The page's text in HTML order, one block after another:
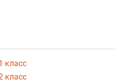
класс
класс